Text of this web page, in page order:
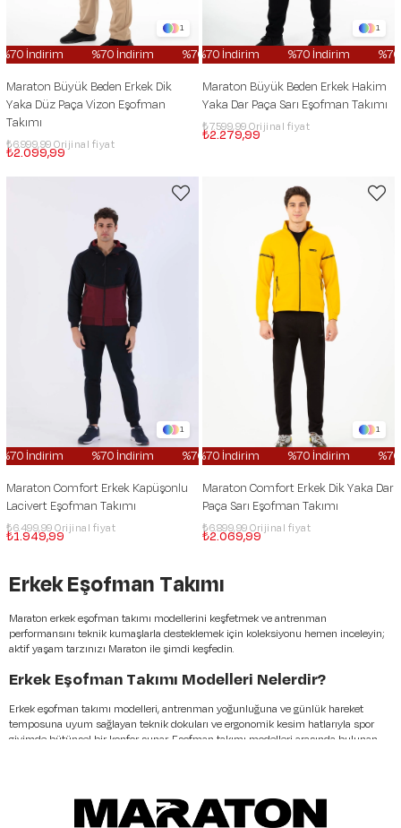
1
İndirim %70 İndirim %70 İndirim %70 İndirim
%70
Maraton Büyük Beden Erkek Dik
Yaka Düz Paça Vizon Eşofman
Takımı
₺2.099,99
₺6.999,99
1
%70 İndirim %70 İndirim
%70
Maraton Büyük Beden Erkek Hakim
Yaka Dar Paça Sarı Eşofman Takımı
₺2.279,99
₺7.599,99
1
İndirim %70 İndirim %70 İndirim %70 İndirim
%70
Maraton Comfort Erkek Kapüşonlu
Lacivert Eşofman Takımı
₺1.949,99
₺6.499,99
1
%70 İndirim %70 İndirim
%70
Maraton Comfort Erkek Dik Yaka Dar
Paça Sarı Eşofman Takımı
₺2.069,99
₺6.899,99
Erkek Eşofman Takımı
Maraton erkek eşofman takımı modellerini keşfetmek ve antrenman
performansını teknik kumaşlarla desteklemek için koleksiyonu hemen inceleyin;
aktif yaşam tarzınızı Maraton ile şimdi keşfedin.
Erkek Eşofman Takımı Modelleri Nelerdir?
Erkek eşofman takımı modelleri, antrenman yoğunluğuna ve günlük hareket
temposuna uyum sağlayan teknik dokuları ve ergonomik kesim hatlarıyla spor
giyimde bütünsel bir konfor sunar. Eşofman takımı modelleri arasında bulunan
erkek alternatifleri hafifliği ve esnekliğiyle öne çıkan ürünlerdir.